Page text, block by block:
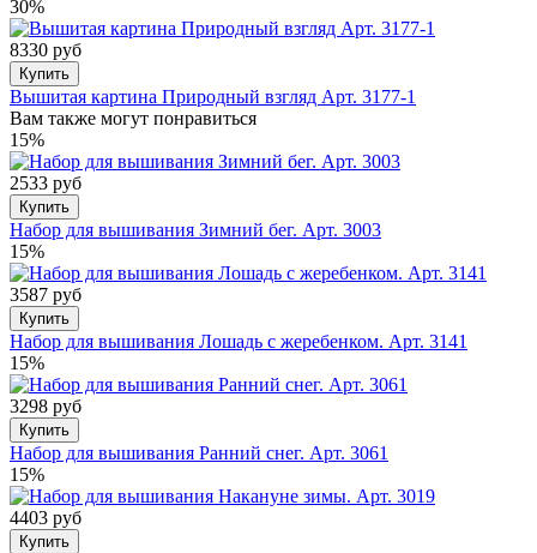
30%
8330 руб
Купить
Вышитая картина Природный взгляд Арт. 3177-1
Вам также могут понравиться
15%
2533 руб
Купить
Набор для вышивания Зимний бег. Арт. 3003
15%
3587 руб
Купить
Набор для вышивания Лошадь с жеребенком. Арт. 3141
15%
3298 руб
Купить
Набор для вышивания Ранний снег. Арт. 3061
15%
4403 руб
Купить